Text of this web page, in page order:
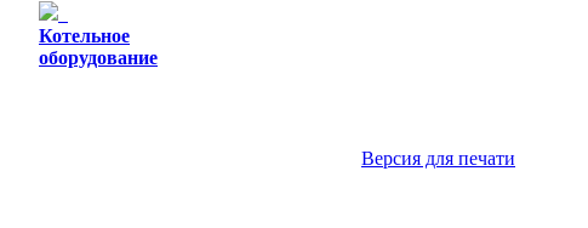
Котельное
оборудование
Версия для печати